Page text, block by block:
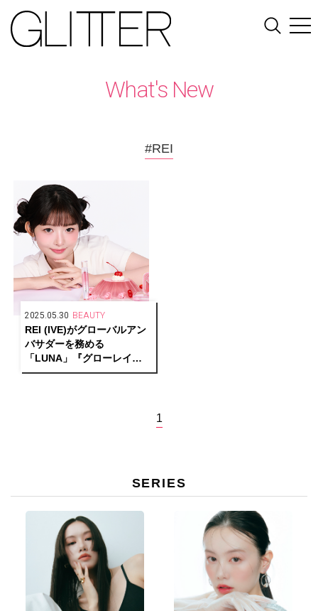
What's New
#REI
2025.05.30 BEAUTY
REI (IVE)がグローバルアン
バサダーを務める
「LUNA」『グローレイヤ
ーブラーチーク』＆『グラ
1
SERIES